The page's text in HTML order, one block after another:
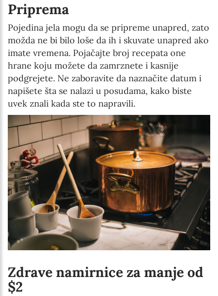
Priprema
Pojedina jela mogu da se pripreme unapred, zato
možda ne bi bilo loše da ih i skuvate unapred ako
imate vremena. Pojačajte broj recepata one
hrane koju možete da zamrznete i kasnije
podgrejete. Ne zaboravite da naznačite datum i
napišete šta se nalazi u posudama, kako biste
uvek znali kada ste to napravili.
Zdrave namirnice za manje od
$2